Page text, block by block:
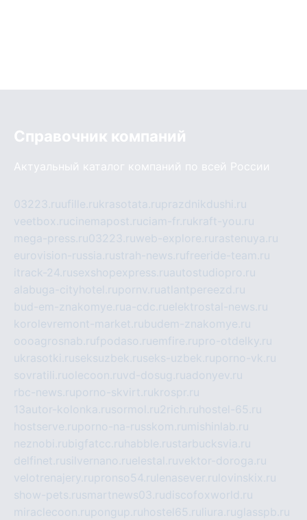
Справочник компаний
Актуальный каталог компаний по всей России
03223.ruufille.rukrasotata.ruprazdnikdushi.ru
veetbox.rucinemapost.ruciam-fr.rukraft-you.ru
mega-press.ru03223.ruweb-explore.ru rastenuya.ru
eurovision-russia.rustrah-news.rufreeride-team.ru
itrack-24.rusexshopexpress.ruautostudiopro.ru
alabuga-cityhotel.rupornv.ruatlantpereezd.ru
bud-em-znakomye.rua-cdc.ruelektrostal-news.ru
korolevremont-market.rubudem-znakomye.ru
oooagrosnab.rufpodaso.ruemfire.rupro-otdelky.ru
ukrasotki.ruseksuzbek.ruseks-uzbek.ruporno-vk.ru
sovratili.ruolecoon.ruvd-dosug.ruadonyev.ru
rbc-news.ruporno-skvirt.rukrospr.ru
13autor-kolonka.rusormol.ru2rich.ru hostel-65.ru
hostserve.ruporno-na-russkom.ru mishinlab.ru
neznobi.rubigfatcc.ru habble.rustarbucksvia.ru
delfinet.rusilvernano.ruelestal.ruvektor-doroga.ru
velotrenajery.rupronso54.ru lenasever.ru lovinskix.ru
show-pets.rusmartnews03.rudiscofoxworld.ru
miraclecoon.rupongup.ru hostel65.ru liura.ruglasspb.ru